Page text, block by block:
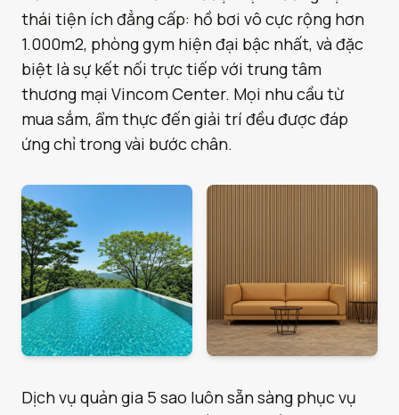
thái tiện ích đẳng cấp: hồ bơi vô cực rộng hơn
1.000m2, phòng gym hiện đại bậc nhất, và đặc
biệt là sự kết nối trực tiếp với trung tâm
thương mại Vincom Center. Mọi nhu cầu từ
mua sắm, ẩm thực đến giải trí đều được đáp
ứng chỉ trong vài bước chân.
Dịch vụ quản gia 5 sao luôn sẵn sàng phục vụ